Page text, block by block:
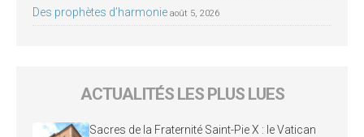
Des prophètes d’harmonie août 5, 2026
ACTUALITÉS LES PLUS LUES
Sacres de la Fraternité Saint-Pie X : le Vatican